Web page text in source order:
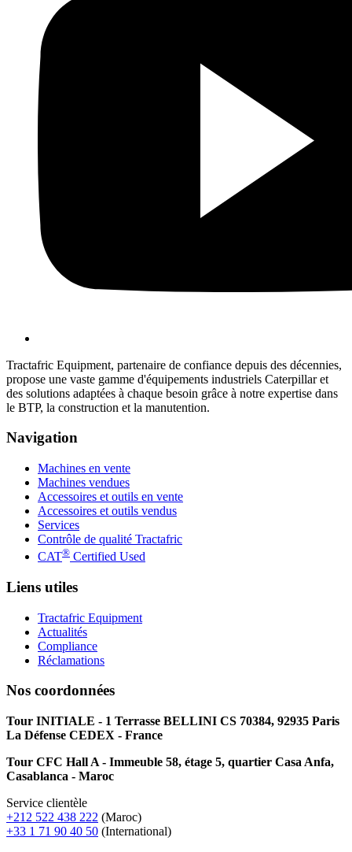
Tractafric Equipment, partenaire de confiance depuis des décennies,
propose une vaste gamme d'équipements industriels Caterpillar et
des solutions adaptées à chaque besoin grâce à notre expertise dans
le BTP, la construction et la manutention.
Navigation
Machines en vente
Machines vendues
Accessoires et outils en vente
Accessoires et outils vendus
Services
Contrôle de qualité Tractafric
CAT® Certified Used
Liens utiles
Tractafric Equipment
Actualités
Compliance
Réclamations
Nos coordonnées
Tour INITIALE - 1 Terrasse BELLINI CS 70384, 92935 Paris
La Défense CEDEX - France
Tour CFC Hall A - Immeuble 58, étage 5, quartier Casa Anfa,
Casablanca - Maroc
Service clientèle
+212 522 438 222 (Maroc)
+33 1 71 90 40 50 (International)